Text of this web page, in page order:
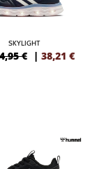
SKYLIGHT
€ | 38,21 €